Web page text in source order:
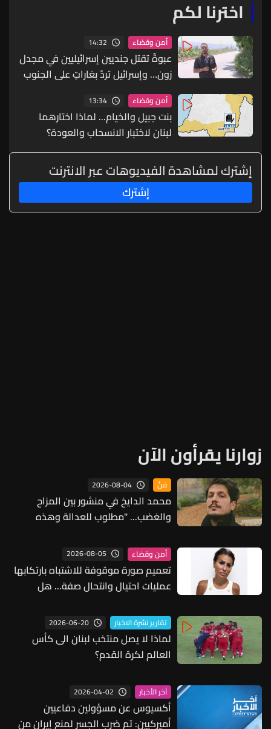
اخترنا لكم
أمن وقضاء 14:32
عبوةٌ تقتل جنديين إسرائيليين في مجدل
زون… وإسرائيل تردّ بغاراتٍ على الجنوب
أمن وقضاء 13:34
بنت جبيل والخيام... لماذا اختارهما
لبنان لاختبار الانسحاب والعودة؟
إشترك لمشاهدة الفيديوهات عبر الانترنت
إشترك
زوارنا يقرأون الآن
فنّ 2026-08-04
محمد الدايخ في منشور بين المزاح
والغضب... "مطلوب للعدالة وهذه
أمن وقضاء 2026-08-05
تعميم صورة موقوفة للاشتباه بارتكابها
عمليات احتيال وانتحال صفة... هل
تقارير نشرة الاخبار 2026-06-20
لماذا لا يصل منتخب لبنان الى كأس
العالم لكرة القدم؟
آخر الأخبار 2026-04-02
أكسيوس عن مسؤولين دفاعيين
أميركيين: تم ضرب الجسر لمنع إيران من